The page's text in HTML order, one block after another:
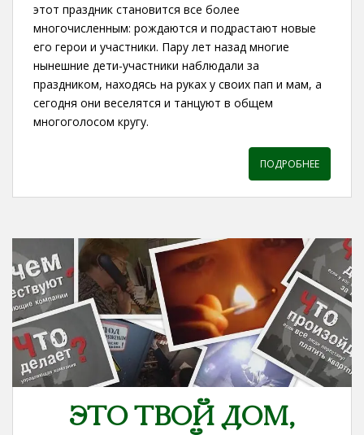
этот праздник становится все более
многочисленным: рождаются и подрастают новые
его герои и участники. Пару лет назад многие
нынешние дети-участники наблюдали за
праздником, находясь на руках у своих пап и мам, а
сегодня они веселятся и танцуют в общем
многоголосом кругу.
ПОДРОБНЕЕ
ЭТО ТВОЙ ДОМ,